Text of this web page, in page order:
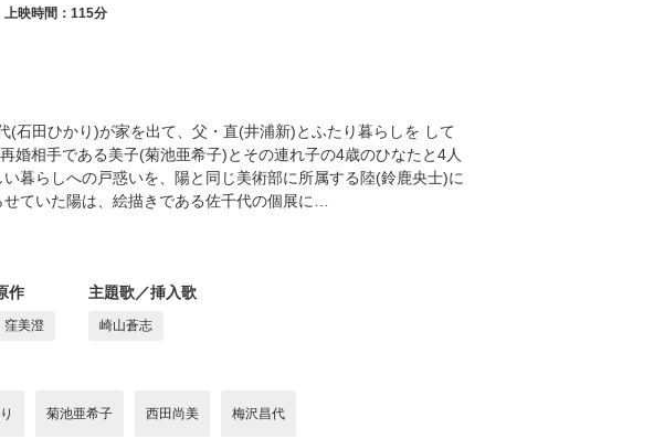
上映時間：115分
(石田ひかり)が家を出て、父・直(井浦新)とふたり暮らしを して
婚相手である美子(菊池亜希子)とその連れ子の4歳のひなたと4人
暮らしへの戸惑いを、陽と同じ美術部に所属する陸(鈴鹿央士)に
ていた陽は、絵描きである佐千代の個展に…
作
窪美澄
主題歌／挿入歌
崎山蒼志
菊池亜希子 西田尚美 梅沢昌代